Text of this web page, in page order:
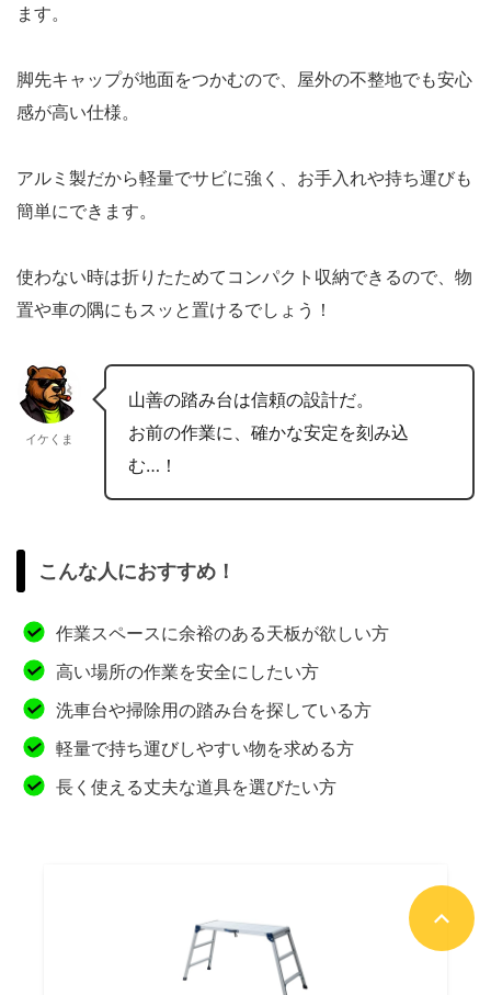
ます。
脚先キャップが地面をつかむので、屋外の不整地でも安心
感が高い仕様。
アルミ製だから軽量でサビに強く、お手入れや持ち運びも
簡単にできます。
使わない時は折りたためてコンパクト収納できるので、物
置や車の隅にもスッと置けるでしょう！
イケくま
山善の踏み台は信頼の設計だ。
お前の作業に、確かな安定を刻み込
む…！
こんな人におすすめ！
作業スペースに余裕のある天板が欲しい方
高い場所の作業を安全にしたい方
洗車台や掃除用の踏み台を探している方
軽量で持ち運びしやすい物を求める方
長く使える丈夫な道具を選びたい方